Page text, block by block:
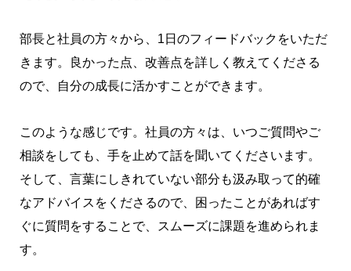
部長と社員の方々から、1日のフィードバックをいただ
きます。良かった点、改善点を詳しく教えてくださる
ので、自分の成長に活かすことができます。
このような感じです。社員の方々は、いつご質問やご
相談をしても、手を止めて話を聞いてくださいます。
そして、言葉にしきれていない部分も汲み取って的確
なアドバイスをくださるので、困ったことがあればす
ぐに質問をすることで、スムーズに課題を進められま
す。